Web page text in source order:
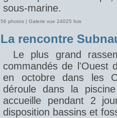
sous-marine.
56 photos | Galerie vue 24025 fois
La rencontre
Le plus grand
commandés de l'Ouest
en octobre dans les
déroule dans la
accueille pendant 2
disposition bassins et